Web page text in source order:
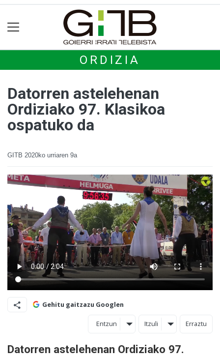
ORDIZIA
Datorren astelehenan
Ordiziako 97. Klasikoa
ospatuko da
GITB 2020ko urriaren 9a
Gehitu gaitzazu Googlen
Entzun Itzuli Erraztu
Datorren astelehenan Ordiziako 97.